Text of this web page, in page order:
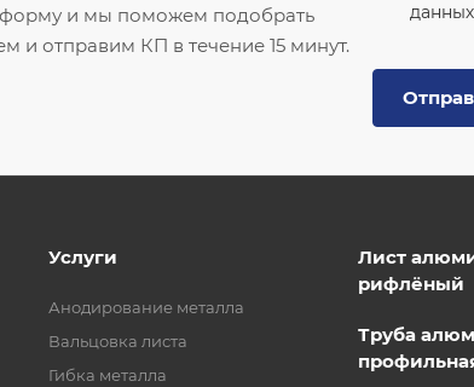
форму и мы поможем подобрать
и отправим КП в течение 15 минут.
данных
Услуги
Анодирование металла
Вальцовка листа
Гибка металла
Лист
рифлёный
Труба